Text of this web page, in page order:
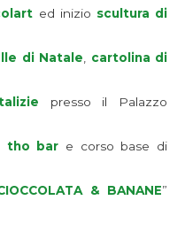
ed inizio scultura di
di Natale, cartolina di
presso il Palazzo
tho bar e corso base di
& BANANE”